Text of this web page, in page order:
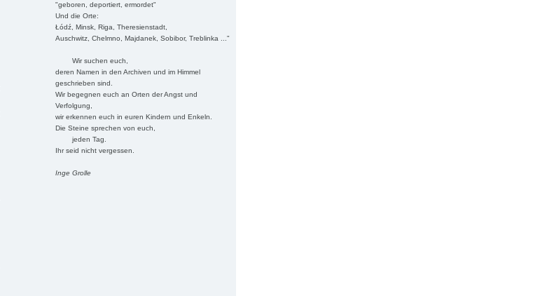
"geboren, deportiert, ermordet"
Und die Orte:
Łódź, Minsk, Riga, Theresienstadt,
Auschwitz, Chelmno, Majdanek, Sobibor, Treblinka ..."
Wir suchen euch,
deren Namen in den Archiven und im Himmel
geschrieben sind.
Wir begegnen euch an Orten der Angst und
Verfolgung,
wir erkennen euch in euren Kindern und Enkeln.
Die Steine sprechen von euch,
jeden Tag.
Ihr seid nicht vergessen.
Inge Grolle